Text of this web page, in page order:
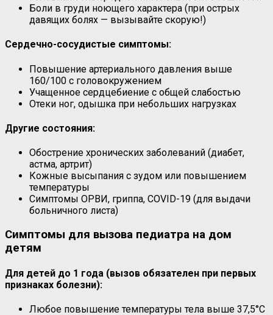
Боли в груди ноющего характера (при острых
давящих болях — вызывайте скорую!)
Сердечно-сосудистые симптомы:
Повышение артериального давления выше
160/100 с головокружением
Учащенное сердцебиение с общей слабостью
Отеки ног, одышка при небольших нагрузках
Другие состояния:
Обострение хронических заболеваний (диабет,
астма, артрит)
Кожные высыпания с зудом или повышением
температуры
Симптомы ОРВИ, гриппа, COVID-19 (для выдачи
больничного листа)
Симптомы для вызова педиатра на дом
детям
Для детей до 1 года (вызов обязателен при первых
признаках болезни):
Любое повышение температуры тела выше 37,5°C